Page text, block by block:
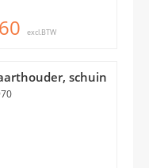
excl.BTW
schuin